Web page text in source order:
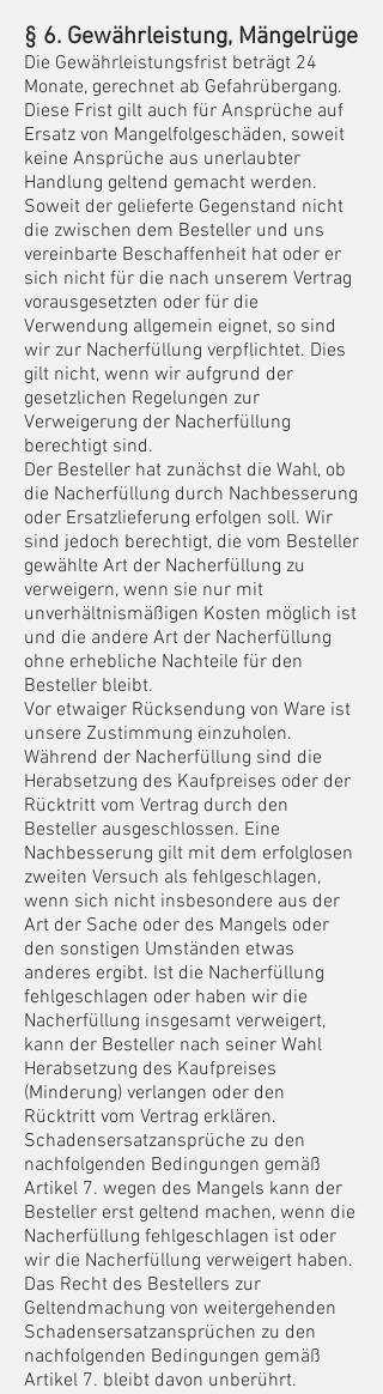
§ 6. Gewährleistung, Mängelrüge
Die Gewährleistungsfrist beträgt 24
Monate, gerechnet ab Gefahrübergang.
Diese Frist gilt auch für Ansprüche auf
Ersatz von Mangelfolgeschäden, soweit
keine Ansprüche aus unerlaubter
Handlung geltend gemacht werden.
Soweit der gelieferte Gegenstand nicht
die zwischen dem Besteller und uns
vereinbarte Beschaffenheit hat oder er
sich nicht für die nach unserem Vertrag
vorausgesetzten oder für die
Verwendung allgemein eignet, so sind
wir zur Nacherfüllung verpflichtet. Dies
gilt nicht, wenn wir aufgrund der
gesetzlichen Regelungen zur
Verweigerung der Nacherfüllung
berechtigt sind.
Der Besteller hat zunächst die Wahl, ob
die Nacherfüllung durch Nachbesserung
oder Ersatzlieferung erfolgen soll. Wir
sind jedoch berechtigt, die vom Besteller
gewählte Art der Nacherfüllung zu
verweigern, wenn sie nur mit
unverhältnismäßigen Kosten möglich ist
und die andere Art der Nacherfüllung
ohne erhebliche Nachteile für den
Besteller bleibt.
Vor etwaiger Rücksendung von Ware ist
unsere Zustimmung einzuholen.
Während der Nacherfüllung sind die
Herabsetzung des Kaufpreises oder der
Rücktritt vom Vertrag durch den
Besteller ausgeschlossen. Eine
Nachbesserung gilt mit dem erfolglosen
zweiten Versuch als fehlgeschlagen,
wenn sich nicht insbesondere aus der
Art der Sache oder des Mangels oder
den sonstigen Umständen etwas
anderes ergibt. Ist die Nacherfüllung
fehlgeschlagen oder haben wir die
Nacherfüllung insgesamt verweigert,
kann der Besteller nach seiner Wahl
Herabsetzung des Kaufpreises
(Minderung) verlangen oder den
Rücktritt vom Vertrag erklären.
Schadensersatzansprüche zu den
nachfolgenden Bedingungen gemäß
Artikel 7. wegen des Mangels kann der
Besteller erst geltend machen, wenn die
Nacherfüllung fehlgeschlagen ist oder
wir die Nacherfüllung verweigert haben.
Das Recht des Bestellers zur
Geltendmachung von weitergehenden
Schadensersatzansprüchen zu den
nachfolgenden Bedingungen gemäß
Artikel 7. bleibt davon unberührt.